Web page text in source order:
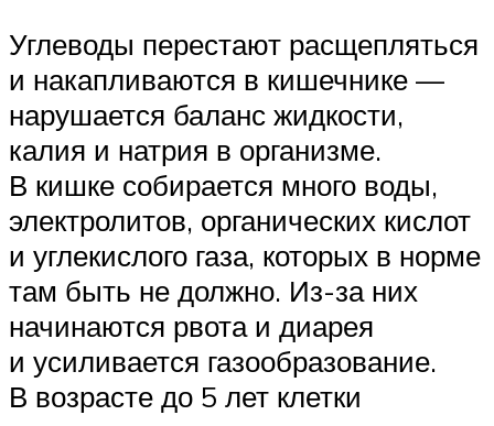
Углеводы перестают расщепляться
и накапливаются в кишечнике —
нарушается баланс жидкости,
калия и натрия в организме.
В кишке собирается много воды,
электролитов, органических кислот
и углекислого газа, которых в норме
там быть не должно. Из-за них
начинаются рвота и диарея
и усиливается газообразование.
В возрасте до 5 лет клетки